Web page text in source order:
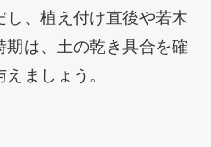
、植え付け直後や若木
は、土の乾き具合を確
ましょう。